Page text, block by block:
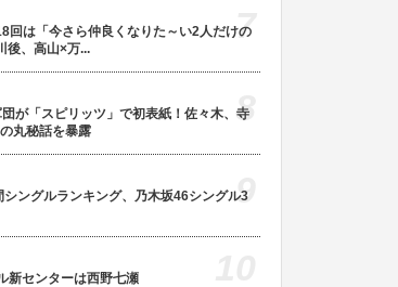
回は「今さら仲良くなりた～い2人だけの
、高山×万...
7
が「スピリッツ」で初表紙！佐々木、寺
丸秘話を暴露
8
ングルランキング、乃木坂46シングル3
9
新センターは西野七瀬